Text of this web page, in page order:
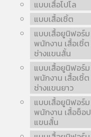
แบบเสื้อโปโล
แบบเสื้อเชิ้ต
แบบเสื้อยูนิฟอร์ม
พนักงาน เสื้อเชิ้ต
ช่างแขนสั้น
แบบเสื้อยูนิฟอร์ม
พนักงาน เสื้อเชิ้ต
ช่างแขนยาว
แบบเสื้อยูนิฟอร์ม
พนักงาน เสื้อช็อป
แขนสั้น